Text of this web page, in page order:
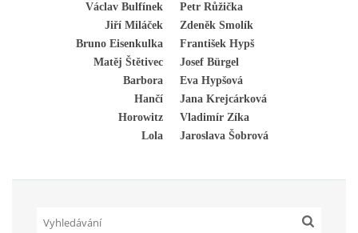
Václav Bulfínek Petr Růžička
Jiří Miláček Zdeněk Smolík
Bruno Eisenkulka František Hypš
Matěj Štětivec Josef Bürgel
Barbora Eva Hypšová
Hančí Jana Krejcárková
Horowitz Vladimír Zíka
Lola Jaroslava Šobrová